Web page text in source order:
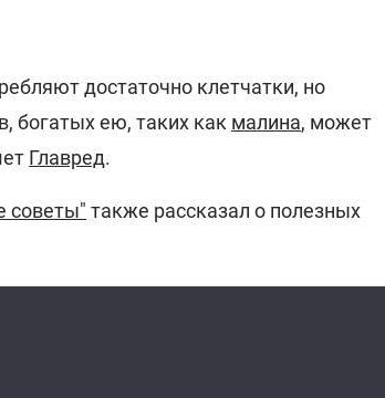
достаточно клетчатки, но
богатых ею, таких как малина, может
Главред.
советы" также рассказал о полезных